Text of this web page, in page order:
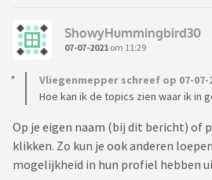
ShowyHummingbird30
07-07-2021 om 11:29
Vliegenmepper schreef op 07-07-
Hoe kan ik de topics zien waar ik in
Op je eigen naam (bij dit bericht) of
klikken. Zo kun je ook anderen
mogelijkheid in hun profiel hebben